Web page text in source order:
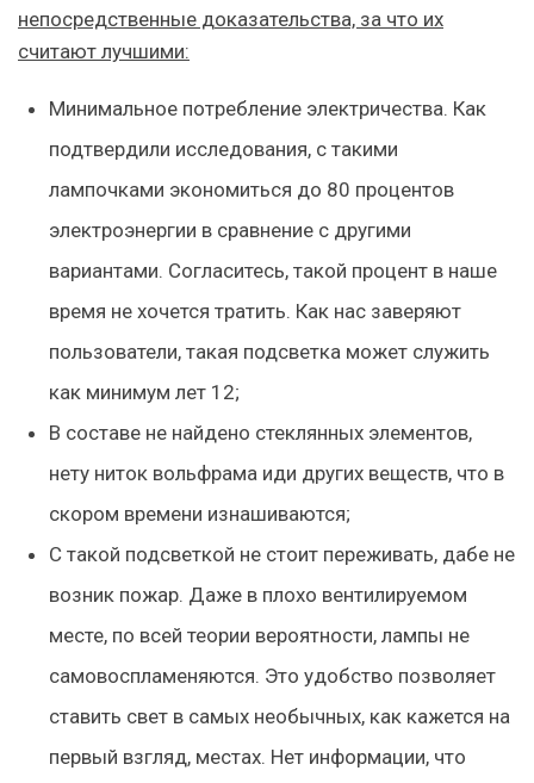
непосредственные доказательства, за что их
считают лучшими:
Минимальное потребление электричества. Как
подтвердили исследования, с такими
лампочками экономиться до 80 процентов
электроэнергии в сравнение с другими
вариантами. Согласитесь, такой процент в наше
время не хочется тратить. Как нас заверяют
пользователи, такая подсветка может служить
как минимум лет 12;
В составе не найдено стеклянных элементов,
нету ниток вольфрама иди других веществ, что в
скором времени изнашиваются;
С такой подсветкой не стоит переживать, дабе не
возник пожар. Даже в плохо вентилируемом
месте, по всей теории вероятности, лампы не
самовоспламеняются. Это удобство позволяет
ставить свет в самых необычных, как кажется на
первый взгляд, местах. Нет информации, что